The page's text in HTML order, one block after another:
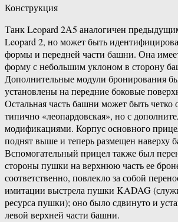
Конструкция
Танк Leopard 2А5 аналогичен
Leopard 2, но может быть
формы и передней части башни. Она
форму с небольшим уклоном в сторону
Дополнительные модули бронирования
установлены на передние боковые
Остальная часть башни может быть четко
типично «леопардовская», но с
модификациями. Корпус основного
поднят выше и теперь размещен наверху
Вспомогательный прицел также был
стороны пушки на верхнюю часть ее
соответственно, повлекло за собой
имитации выстрела пушки KADAG
ресурса пушки); оно было сдвинуто и
левой верхней части башни.